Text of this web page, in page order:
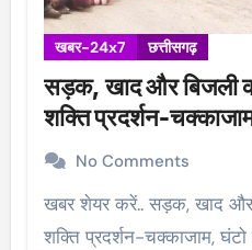
खबर-24x7 छत्तीसगढ़
सड़क, खाद और बिजली
शक्ति प्रदर्शन-
No Comments
खबर शेयर करें.. सड़क, खाद और बिजली को लेकर कांग्रेस का
शक्ति प्रदर्शन-चक्काजाम, घंटो